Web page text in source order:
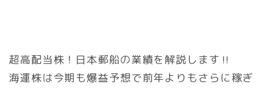
超高配当株！日本郵船の業績を解説します‼
海運株は今期も爆益予想で前年よりもさらに稼ぎ